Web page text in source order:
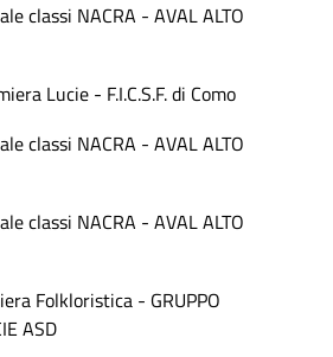
classi NACRA - AVAL ALTO
Lucie - F.I.C.S.F. di Como
classi NACRA - AVAL ALTO
classi NACRA - AVAL ALTO
Folkloristica - GRUPPO
ASD